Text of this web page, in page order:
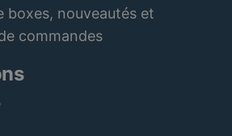
boxes, nouveautés et
commandes